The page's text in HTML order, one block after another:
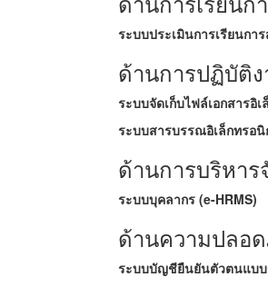
ระบบประเมินการเรียนกา
ด้านการปฏิบัติ
ระบบจัดเก็บไฟล์เอกสารอิ
ระบบสารบรรณอิเล็กทรอ
ด้านการบริหาร
ระบบบุคลากร (e-HRMS)
ด้านความปลอ
ระบบบัญชียืนยันตัวตนแบบ